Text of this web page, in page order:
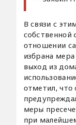
В связи с
собственной
отношении
избрана
выход из
отметил,
меры
при